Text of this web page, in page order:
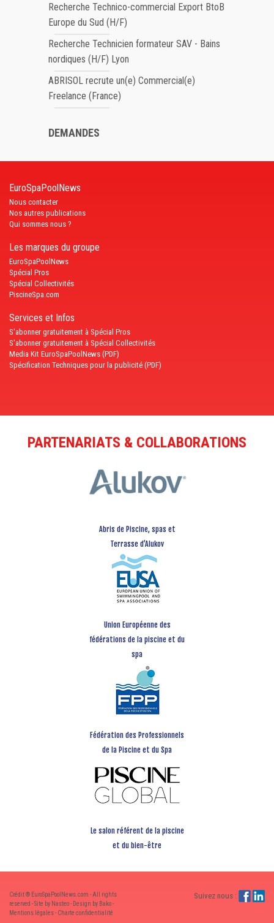
Recherche Technico-commercial Export BtoB
Europe du Sud (H/F)
Recherche Technicien formateur SAV - Bains
nordiques (H/F) Lyon
ABRISOL recrute un(e) Commercial(e)
Freelance (France)
DEMANDES
EuroSpaPoolNews
Nous contacter
Nos autres publications
Qui sommes nous ?
Les marques du groupe
EuroSpaPoolNews
Spécial Pros
Spécial Collectivités
PiscineSpa.com
Services et Infos
S'abonner gratuitement à Spécial Pros
S'abonner gratuitement à Spécial Collectivités
Media Kit EuroSpaPoolNews (PDF)
Spécification Techniques pour la publicité (PDF)
PARTENARIATS & COLLABORATIONS
Abris de Piscine, spas et
Terrasse d’Alukov
Union Européenne des
fédérations de la piscine et du
spa
Fédération des Professionnels
de la Piscine et du Spa
Le salon référent de la piscine
et du bien-être
Crédit ® EuroSpaPoolNews.com - All rights
reserved - Site by Nasteo - Design by Bako -
Mentions légales-Charte confidentialité
Suivez nous :